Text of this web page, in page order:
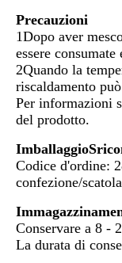
Precauzioni
1Dopo aver
essere
2Quando la
riscaldamento
Per informazioni
del prodotto.
ImballaggioS
Codice d'ordine:
confezione/
Conservare a 8 -
La durata di